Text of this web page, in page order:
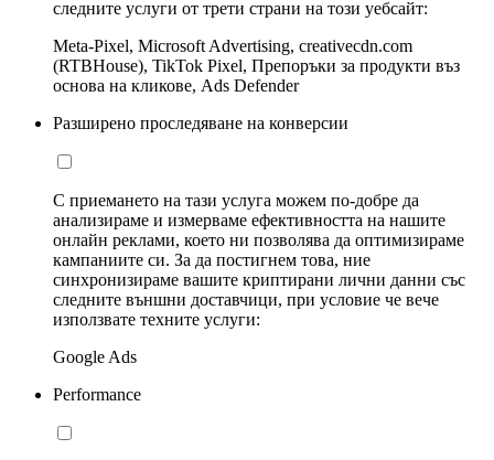
следните услуги от трети страни на този уебсайт:
Meta-Pixel, Microsoft Advertising, creativecdn.com
(RTBHouse), TikTok Pixel, Препоръки за продукти въз
основа на кликове, Ads Defender
Разширено проследяване на конверсии
С приемането на тази услуга можем по-добре да
анализираме и измерваме ефективността на нашите
онлайн реклами, което ни позволява да оптимизираме
кампаниите си. За да постигнем това, ние
синхронизираме вашите криптирани лични данни със
следните външни доставчици, при условие че вече
използвате техните услуги:
Google Ads
Performance